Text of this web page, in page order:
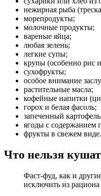
нежирная рыба
морепродукты;
молочные продукты;
вареные яйца;
любая зелень;
легкие супы;
крупы (особенно рис
сухофрукты;
особое внимание
растительные масла;
кофейные напитки
горох и белая фасоль;
запеченный
ягоды с содержанием
фрукты в свежем виде.
Что нельзя
Фаст-фуд, как и
исключить из рациона